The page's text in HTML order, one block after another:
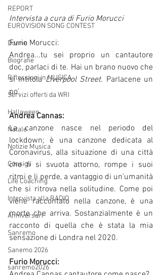
REPORT
EUROVISION SONG CONTEST
Donne
Biografie
Riflessioni in MUSICA
Servizi offerti da WRI
Halloween
Natale
Notizie Musica
Consigli
Life Coaching
Intervista alla RADIO
Anniversari
Sanremo
Sanemo 2026
sanremo2026
Intervista a cura di Furio Morucci
Furio Morucci:
Andrea...tu sei proprio un cantautore
doc, parlaci di te. Hai un brano nuovo che
si intitola Liverpool Street. Parlacene un
po'.
Andrea Cannas:
La canzone nasce nel periodo del
lockdown; è una canzone dedicata al
Coronavirus, alla situazione di una città
che ti si svuota attorno, rompe i suoi
ritmi e li perde, a vantaggio di un'umanità
che si ritrova nella solitudine. Come poi
viene raccontato nella canzone, è una
morte che arriva. Sostanzialmente è un
racconto di quella che è stata la mia
sensazione di Londra nel 2020.
Furio Morucci: